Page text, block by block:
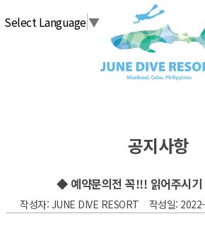
Select Language▼
공지사항
◆ 예약문의전 꼭!!! 읽어주시
작성자: JUNE DIVE RESORT 작성일: